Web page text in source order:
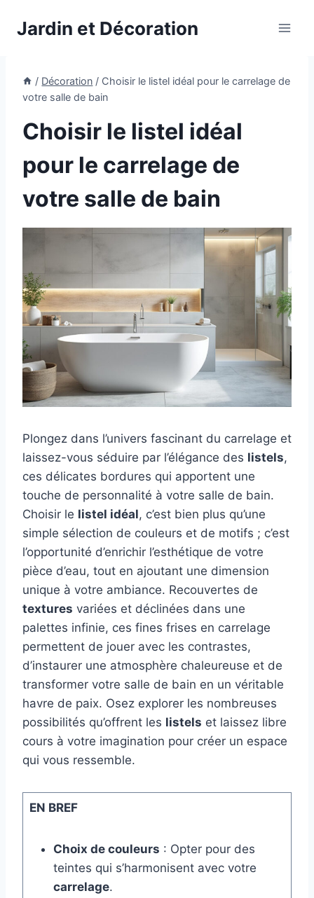
Jardin et Décoration
/ Décoration / Choisir le listel idéal pour le carrelage de
votre salle de bain
Choisir le listel idéal
pour le carrelage de
votre salle de bain
Plongez dans l’univers fascinant du carrelage et
laissez-vous séduire par l’élégance des listels,
ces délicates bordures qui apportent une
touche de personnalité à votre salle de bain.
Choisir le listel idéal, c’est bien plus qu’une
simple sélection de couleurs et de motifs ; c’est
l’opportunité d’enrichir l’esthétique de votre
pièce d’eau, tout en ajoutant une dimension
unique à votre ambiance. Recouvertes de
textures variées et déclinées dans une
palettes infinie, ces fines frises en carrelage
permettent de jouer avec les contrastes,
d’instaurer une atmosphère chaleureuse et de
transformer votre salle de bain en un véritable
havre de paix. Osez explorer les nombreuses
possibilités qu’offrent les listels et laissez libre
cours à votre imagination pour créer un espace
qui vous ressemble.
EN BREF
Choix de couleurs : Opter pour des
teintes qui s’harmonisent avec votre
carrelage.